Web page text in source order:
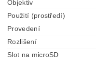
Objektiv
Použití (prostředí)
Provedení
Rozlišení
Slot na microSD